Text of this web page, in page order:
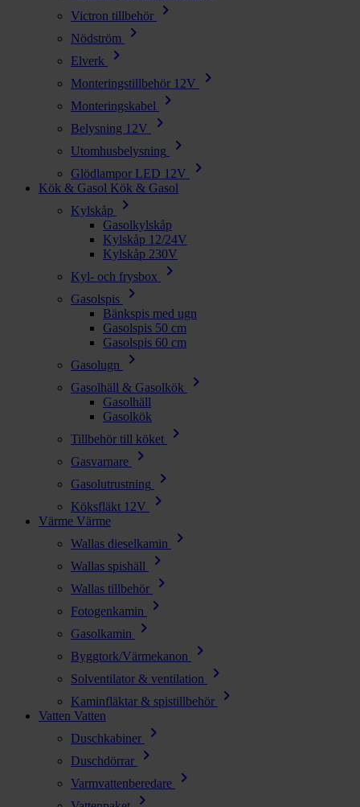
Victron tillbehör chevron_right
Nödström chevron_right
Elverk chevron_right
Monteringstillbehör 12V chevron_right
Monteringskabel chevron_right
Belysning 12V chevron_right
Utomhusbelysning chevron_right
Glödlampor LED 12V chevron_right
Kök & Gasol Kök & Gasol
Kylskåp
chevron_right
Gasolkylskåp
Kylskåp 12/24V
Kylskåp 230V
Kyl- och frysbox
chevron_right
Gasolspis chevron_right
Bänkspis med ugn
Gasolspis 50 cm
Gasolspis 60 cm
Gasolugn
chevron_right
Gasolhäll & Gasolkök chevron_right
Gasolhäll
Gasolkök
Tillbehör till köket
chevron_right
Gasvarnare chevron_right
Gasolutrustning chevron_right
Köksfläkt 12V chevron_right
Värme Värme
Wallas dieselkamin
chevron_right
Wallas spishäll chevron_right
Wallas tillbehör chevron_right
Fotogenkamin chevron_right
Gasolkamin chevron_right
Byggtork/Värmekanon chevron_right
Solventilator & ventilation chevron_right
Kaminfläktar & spistillbehör chevron_right
Vatten Vatten
Duschkabiner
chevron_right
Duschdörrar chevron_right
Varmvattenberedare chevron_right
chevron_right